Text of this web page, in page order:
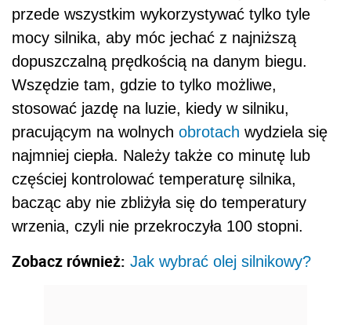
przede wszystkim wykorzystywać tylko tyle
mocy silnika, aby móc jechać z najniższą
dopuszczalną prędkością na danym biegu.
Wszędzie tam, gdzie to tylko możliwe,
stosować jazdę na luzie, kiedy w silniku,
pracującym na wolnych obrotach wydziela się
najmniej ciepła. Należy także co minutę lub
częściej kontrolować temperaturę silnika,
bacząc aby nie zbliżyła się do temperatury
wrzenia, czyli nie przekroczyła 100 stopni.
Zobacz również: Jak wybrać olej silnikowy?